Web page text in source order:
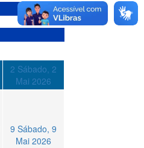
2 Sábado, 2
Mai 2026
9 Sábado, 9
Mai 2026